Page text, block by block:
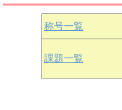
津島善子
中須かすみ
称号一覧
課題一覧